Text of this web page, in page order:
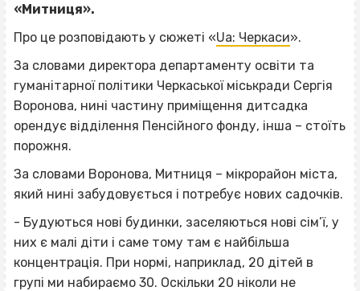
«Митниця».
Про це розповідають у сюжеті «Ua: Черкаси».
За словами директора департаменту освіти та
гуманітарної політики Черкаської міськради Сергія
Воронова, нині частину приміщення дитсадка
орендує відділення Пенсійного фонду, інша – стоїть
порожня.
За словами Воронова, Митниця – мікрорайон міста,
який нині забудовується і потребує нових садочків.
- Будуються нові будинки, заселяються нові сім’ї, у
них є малі діти і саме тому там є найбільша
концентрація. При нормі, наприклад, 20 дітей в
групі ми набираємо 30. Оскільки 20 ніколи не